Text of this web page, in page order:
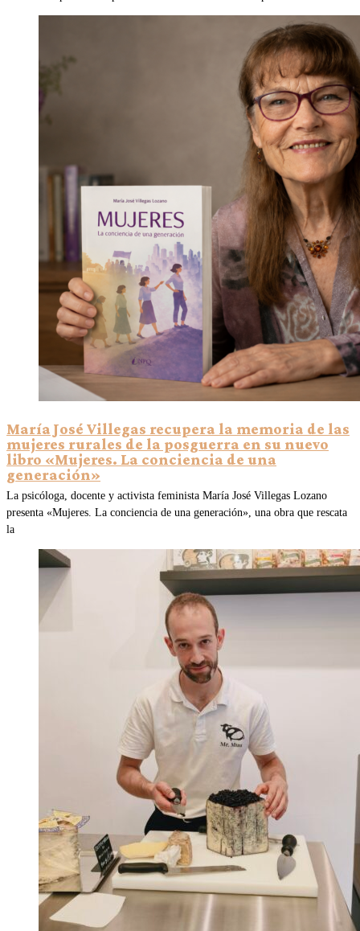
María José Villegas recupera la memoria de las
mujeres rurales de la posguerra en su nuevo
libro «Mujeres. La conciencia de una
generación»
La psicóloga, docente y activista feminista María José Villegas Lozano
presenta «Mujeres. La conciencia de una generación», una obra que rescata
la